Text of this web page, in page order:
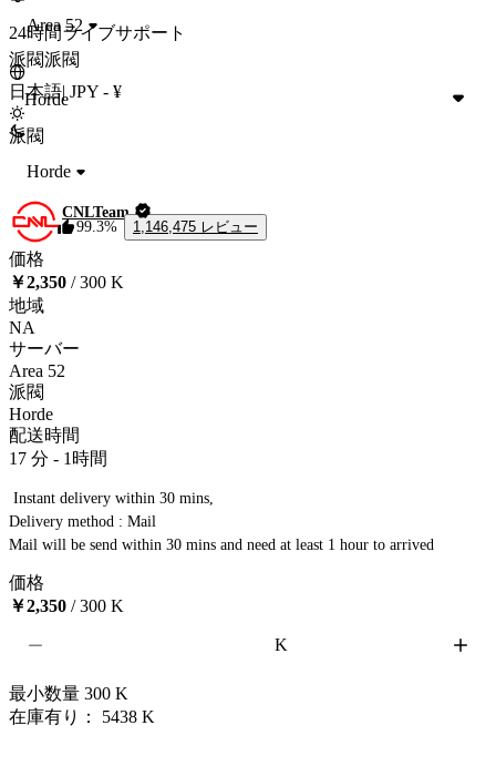
24時間ライブサポート
日本語| JPY - ¥
Area 52
派閥派閥
Horde
派閥
Horde
CNLTeam
99.3%
1,146,475 レビュー
価格
￥2,350 / 300 K
地域
NA
サーバー
Area 52
派閥
Horde
配送時間
17 分 - 1時間
Instant delivery within 30 mins,
Delivery method : Mail
価格
￥2,350 / 300 K
K
最小数量 300 K
在庫有り： 5438 K